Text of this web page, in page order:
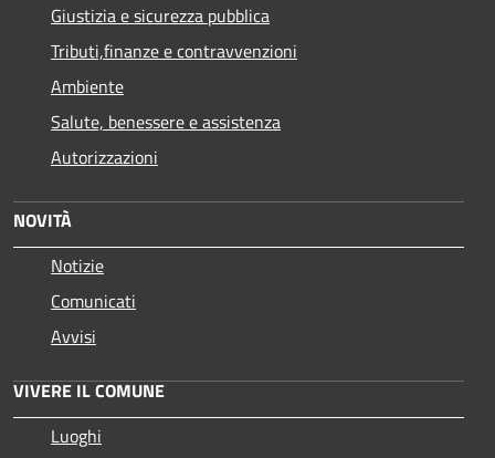
Giustizia e sicurezza pubblica
Tributi,finanze e contravvenzioni
Ambiente
Salute, benessere e assistenza
Autorizzazioni
NOVITÀ
Notizie
Comunicati
Avvisi
VIVERE IL COMUNE
Luoghi